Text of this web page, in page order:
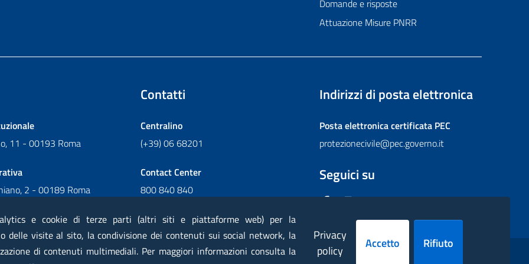
Domande e risposte
Attuazione Misure PNRR
11 - 00193 Roma
2 - 00189 Roma
Contatti
Centralino
(+39) 06 68201
Contact Center
800 840 840
Indirizzi di posta elettronica
Posta elettronica certificataPEC
protezionecivile@pec.governo.it
Seguici su
FacebookInstagram
TwitterYouTubeFlickr
e cookie di terze parti (altri siti e piattaforme web) per la
delle visite al sito, la condivisione dei contenuti sui social network, la
di contenuti multimediali. Per maggiori informazioni consulta la
Privacy
policy
Accetto Rifiuto